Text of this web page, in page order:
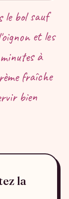
bol sauf
et les
à
fraîche
bien
la